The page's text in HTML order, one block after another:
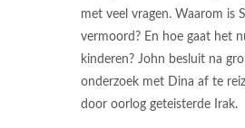
met veel vragen. Waarom is
vermoord? En hoe gaat het
kinderen? John besluit na
onderzoek met Dina af te
door oorlog geteisterde Irak.